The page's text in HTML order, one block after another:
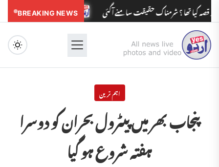
BREAKING NEWS تھا ؟ شرمناک حقیقت سامنے آگئی مدرسوں کے بچوں کو مولویوں کی
Menu
اہم ترین
پنجاب بھر میں پیٹرول بحران کو دوسرا
ہفتہ شروع ہو گیا